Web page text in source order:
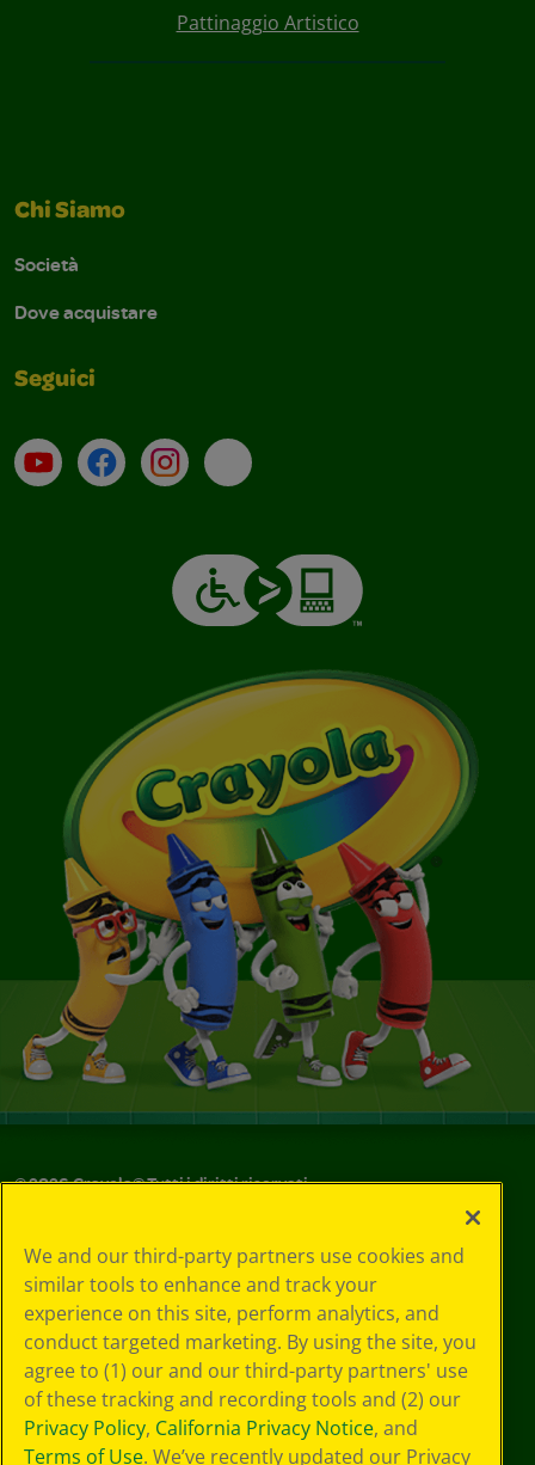
Pattinaggio Artistico
Chi Siamo
Società
Dove acquistare
Seguici
Su YouTube
ContattiProfilo Instagram
Email
©2026Crayola® Tutti i diritti riservati.
in materia di
privacy
Informativa sulla
privacy
Termini SMS
GDPR
Informativa sulla
privacy di CA
We and our third-party partners use cookies and
similar tools to enhance and track your
experience on this site, perform analytics, and
conduct targeted marketing. By using the site, you
agree to (1) our and our third-party partners' use
of these tracking and recording tools and (2) our
Privacy Policy, California Privacy Notice, and
Terms of Use. We’ve recently updated our Privacy